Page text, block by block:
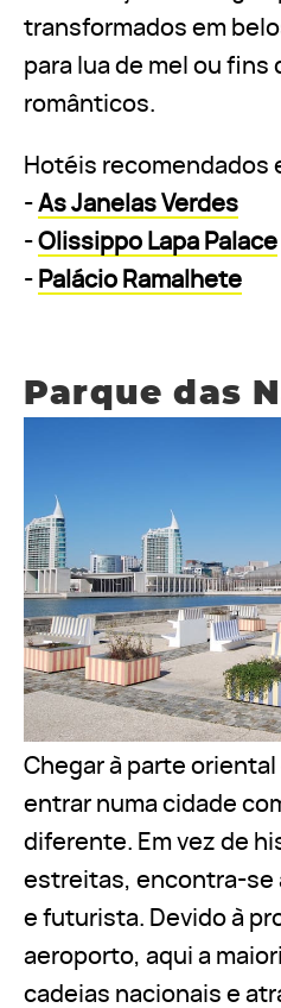
transformados em
para lua de mel ou fins
românticos.
Hotéis recomendados
- As Janelas Verdes
- Olissippo Lapa Palace
- Palácio Ramalhete
Parque das
Chegar à parte
entrar numa cidade
diferente. Em vez de
estreitas, encontra-se
e futurista. Devido à
aeroporto, aqui a
cadeias nacionais e